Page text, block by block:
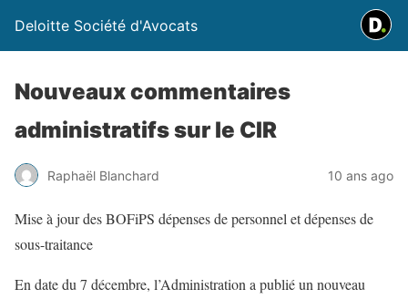
Deloitte Société d'Avocats
Nouveaux commentaires
administratifs sur le CIR
Raphaël Blanchard 10 ans ago
Mise à jour des BOFiPS dépenses de personnel et dépenses de
sous-traitance
En date du 7 décembre, l’Administration a publié un nouveau